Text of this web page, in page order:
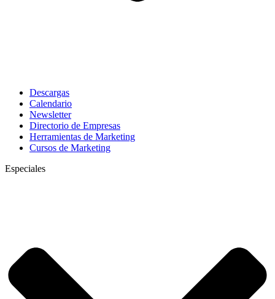
Descargas
Calendario
Newsletter
Directorio de Empresas
Herramientas de Marketing
Cursos de Marketing
Especiales